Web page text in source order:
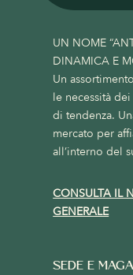
UN NOME
DINAMICA E
Un
le necessità
di tendenza.
mercato per
all’interno del
CONSULTA IL
GENERALE
SEDE E